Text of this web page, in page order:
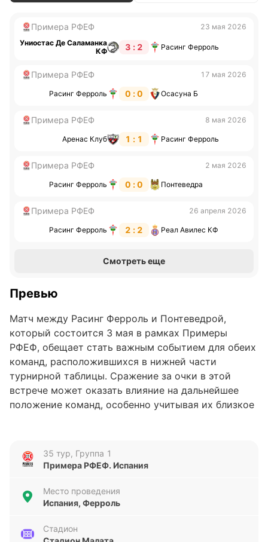
Примера РФЕФ
23 мая 2026
Униостас Де Саламанка
КФ
3 : 2 Расинг Ферроль
Примера РФЕФ 17 мая 2026
Расинг Ферроль 0 : 0 Осасуна Б
Примера РФЕФ 8 мая 2026
Аренас Клуб 1 : 1 Расинг Ферроль
Примера РФЕФ 2 мая 2026
Расинг Ферроль 0 : 0 Понтеведра
Примера РФЕФ 26 апреля 2026
Расинг Ферроль 2 : 2 Реал Авилес КФ
Смотреть еще
Превью
Матч между Расинг Ферроль и Понтеведрой,
который состоится 3 мая в рамках Примеры
РФЕФ, обещает стать важным событием для обеих
команд, расположившихся в нижней части
турнирной таблицы. Сражение за очки в этой
встрече может оказать влияние на дальнейшее
положение команд, особенно учитывая их близкое
Анализ формы команд
демонстрирует переменчивую форму: команда
дважды сыграла вничью, забив шесть голов и
35 тур, Группа 1
Примера РФЕФ. Испания
Место проведения
Испания, Ферроль
Стадион